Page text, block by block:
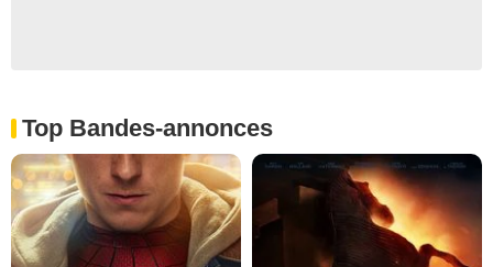
Top Bandes-annonces